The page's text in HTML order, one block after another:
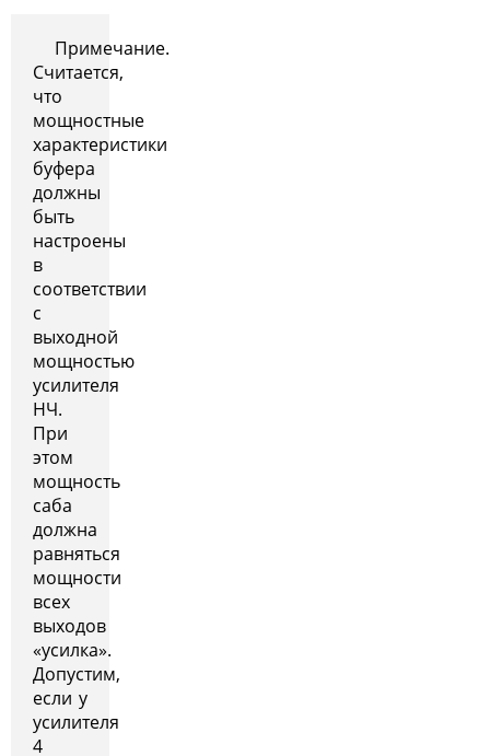
Примечание.
Считается,
что
мощностные
характеристики
буфера
должны
быть
настроены
в
соответствии
с
выходной
мощностью
усилителя
НЧ.
При
этом
мощность
саба
должна
равняться
мощности
всех
выходов
«усилка».
Допустим,
если у
усилителя
4